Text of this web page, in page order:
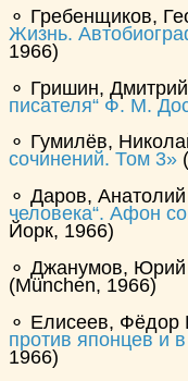
⚬ Гребенщиков,
Жизнь.
1966)
⚬ Гришин,
писателя“ Ф. М.
⚬ Гумилёв,
сочинений. Том 3
⚬ Даров,
человека“. Афон
Йорк, 1966)
⚬ Джанумов, Юрий
(München, 1966)
⚬ Елисеев, Фёдор
против японцев и
1966)